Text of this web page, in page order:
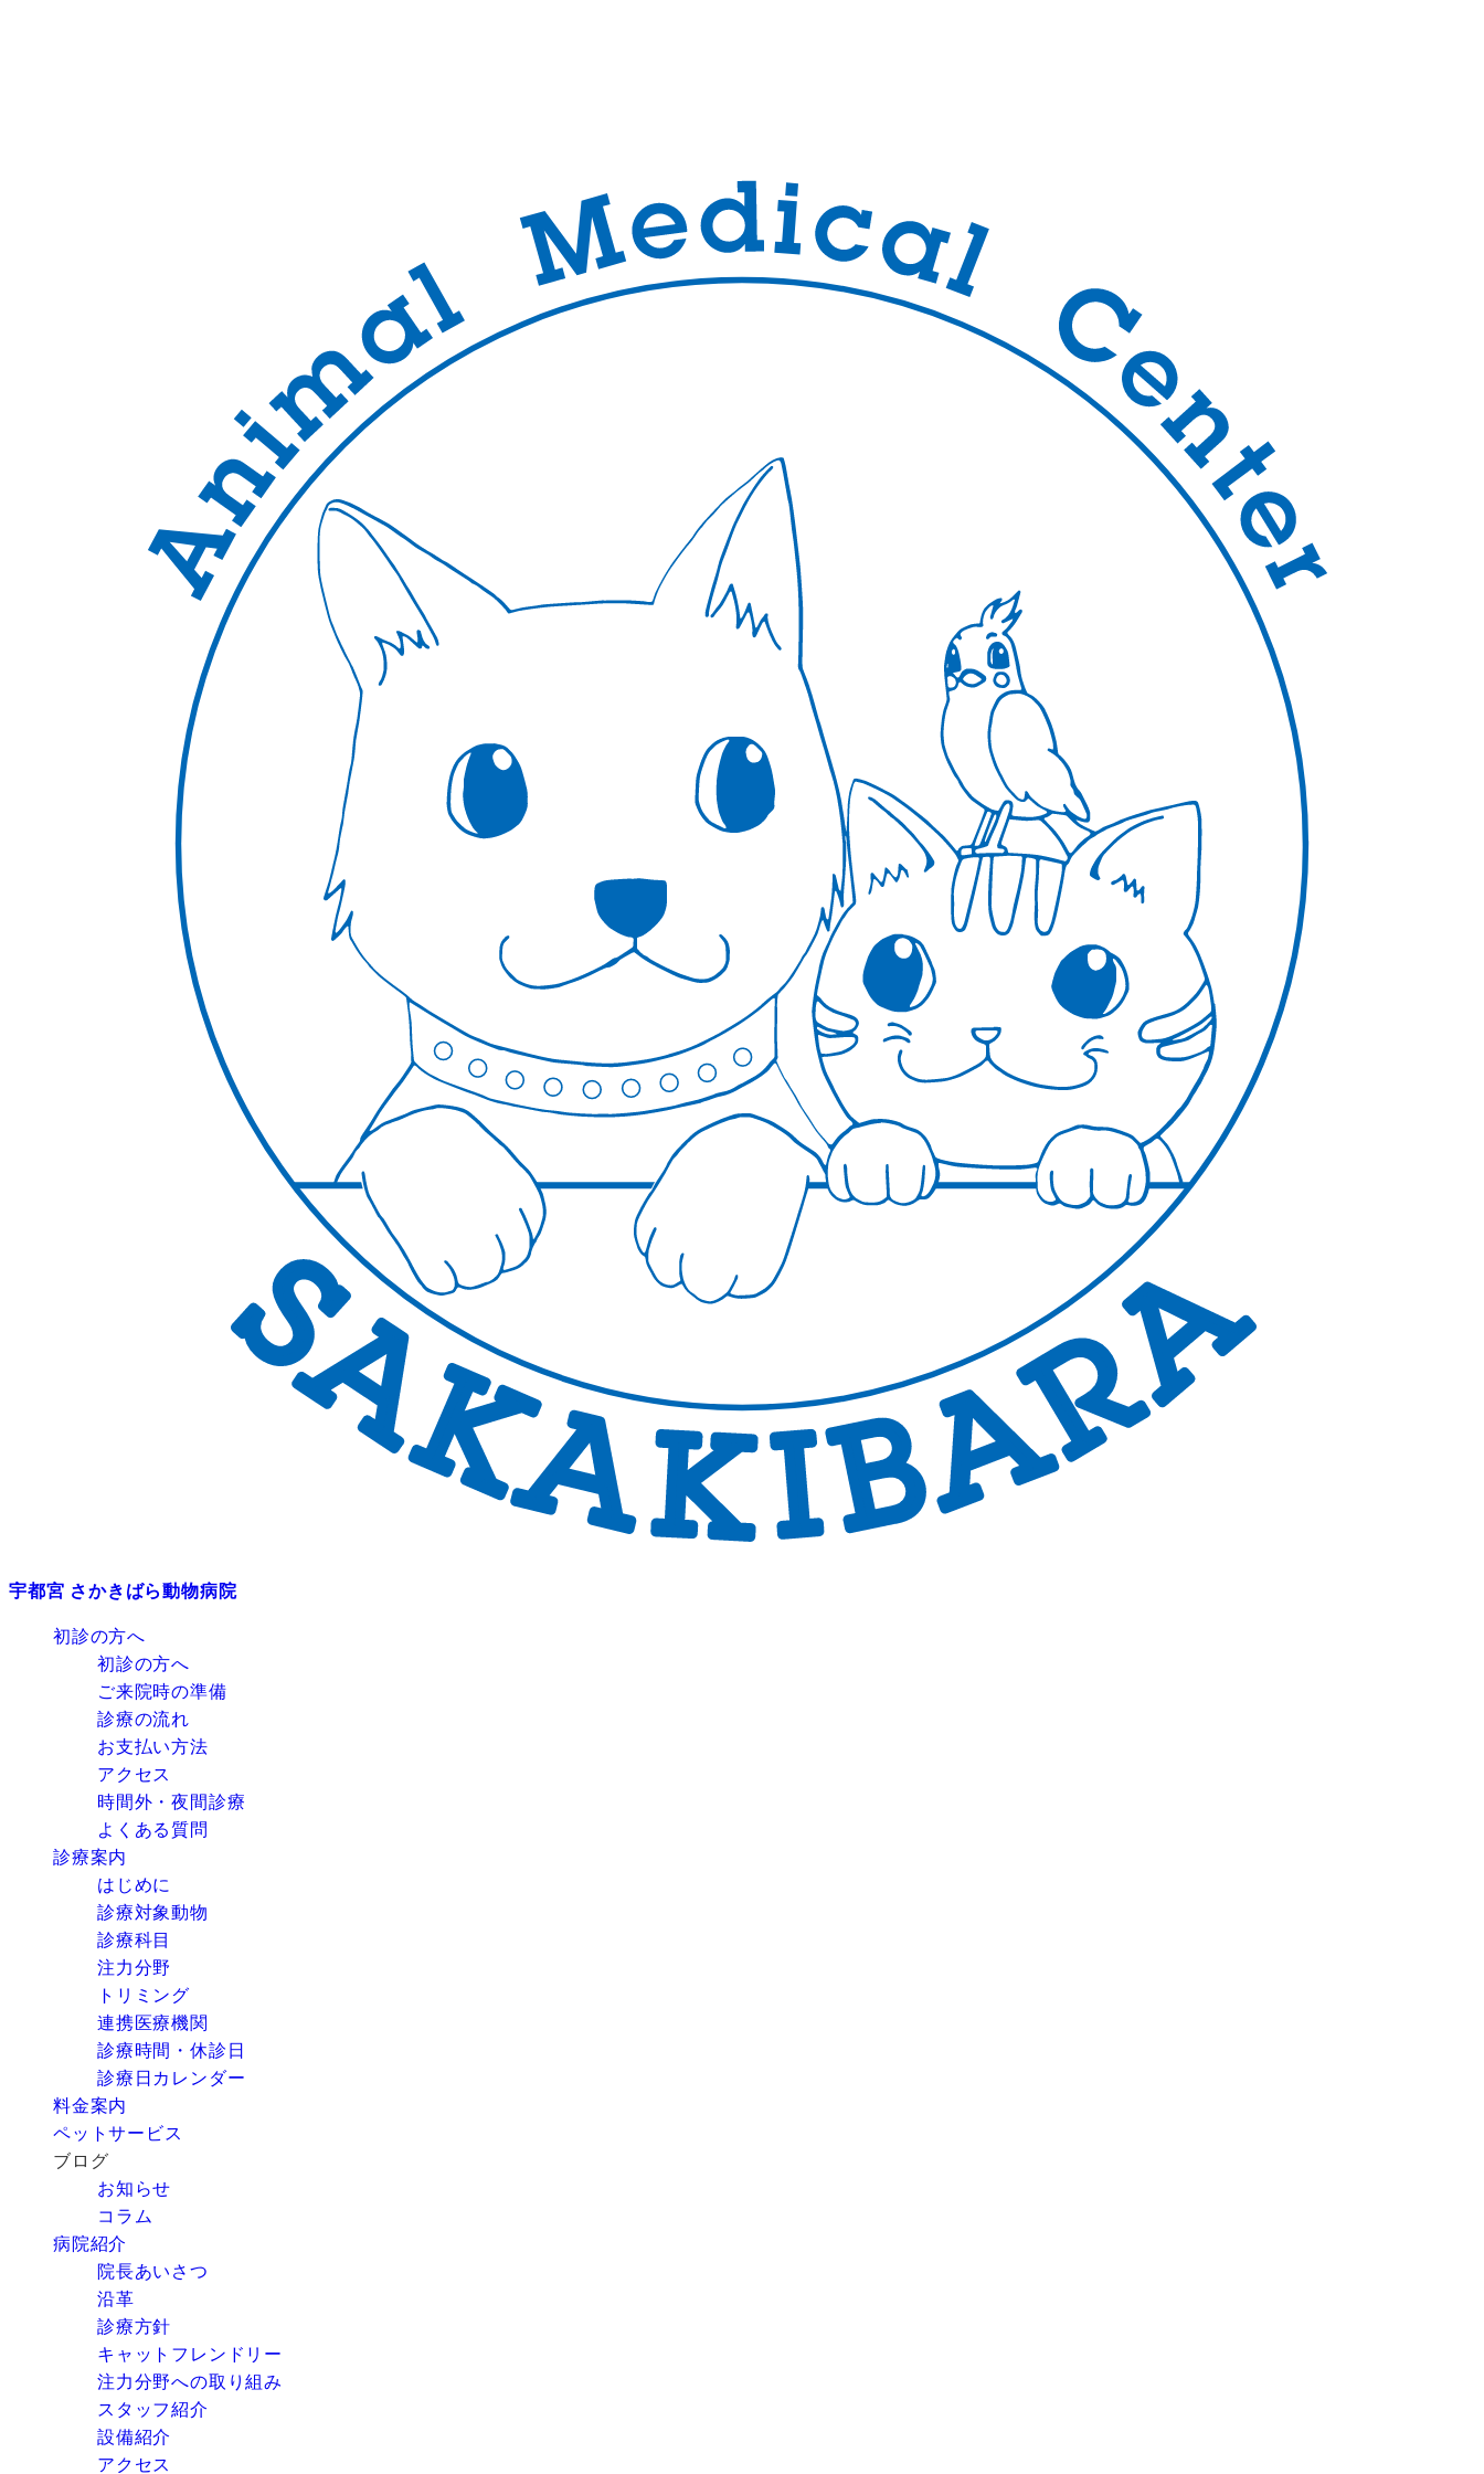
宇都宮 さかきばら動物病院
初診の方へ
初診の方へ
ご来院時の準備
診療の流れ
お支払い方法
アクセス
時間外・夜間診療
よくある質問
診療案内
はじめに
診療対象動物
診療科目
注力分野
トリミング
連携医療機関
診療時間・休診日
診療日カレンダー
料金案内
ペットサービス
ブログ
お知らせ
コラム
病院紹介
院長あいさつ
沿革
診療方針
キャットフレンドリー
注力分野への取り組み
スタッフ紹介
設備紹介
アクセス